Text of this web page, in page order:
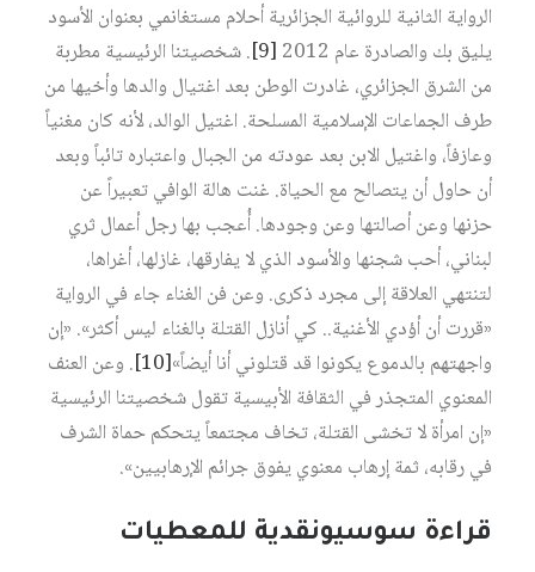
الرواية الثانية للروائية الجزائرية أحلام مستغانمي بعنوان الأسود
يليق بك والصادرة عام 2012
[9]
. شخصيتنا الرئيسية مطربة
من الشرق الجزائري، غادرت الوطن بعد اغتيال والدها وأخيها من
طرف الجماعات الإسلامية المسلحة. اغتيل الوالد، لأنه كان مغنياً
وعازفاً، واغتيل الابن بعد عودته من الجبال واعتباره تائباً وبعد
أن حاول أن يتصالح مع الحياة. غنت هالة الوافي تعبيراً عن
حزنها وعن أصالتها وعن وجودها. أُعجب بها رجل أعمال ثري
لبناني، أحب شجنها والأسود الذي لا يفارقها، غازلها، أغراها،
لتنتهي العلاقة إلى مجرد ذكرى. وعن فن الغناء جاء في الرواية
«قررت أن أؤدي الأغنية.. كي أنازل القتلة بالغناء ليس أكثر». «إن
واجهتهم بالدموع يكونوا قد قتلوني أنا أيضاً»[10]
. وعن العنف
المعنوي المتجذر في الثقافة الأبيسية تقول شخصيتنا الرئيسية
«إن امرأة لا تخشى القتلة، تخاف مجتمعاً يتحكم حماة الشرف
في رقابه، ثمة إرهاب معنوي يفوق جرائم الإرهابيين».
قراءة سوسيونقدية للمعطيات